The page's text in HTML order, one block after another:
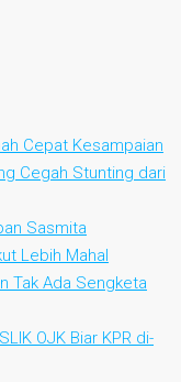
Cepat Kesampaian
Cegah Stunting dari
Sasmita
Lebih Mahal
Tak Ada Sengketa
OJK Biar KPR di-